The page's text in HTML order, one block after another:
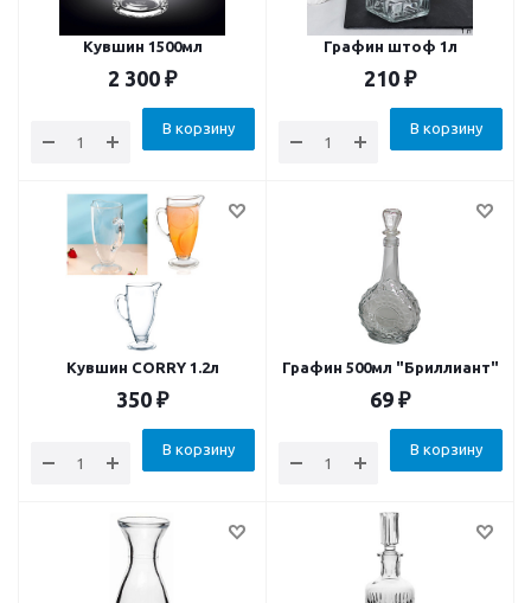
Кувшин 1500мл
2 300 ₽
В корзину
Графин штоф 1л
210 ₽
В корзину
Кувшин CORRY 1.2л
350 ₽
В корзину
Графин 500мл "Бриллиант"
69 ₽
В корзину